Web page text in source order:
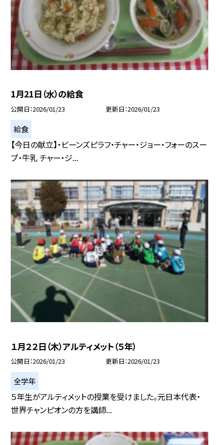
1月21日（水）の給食
公開日 2026/01/23 更新日 2026/01/23
給食
【今日の献立】・ビーンズピラフ・チャー・ジョー・フォーのスー
プ・牛乳 チャー・ジ...
１月２２日（木）アルティメット（５年）
公開日 2026/01/23 更新日 2026/01/23
全学年
５年生がアルティメットの授業を受けました。元日本代表・
世界チャンピオンの方を講師...